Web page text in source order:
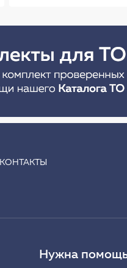
КОНТАКТЫ
Нужна